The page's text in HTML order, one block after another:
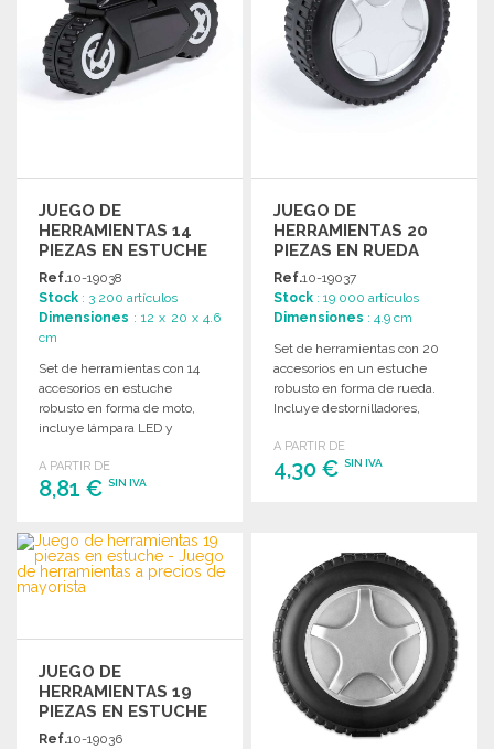
JUEGO DE
HERRAMIENTAS 14
PIEZAS EN ESTUCHE
MOTO
Ref.10-19038
Stock : 3 200 artículos
Dimensiones : 12 x 20 x 4.6
cm
Set de herramientas con 14
accesorios en estuche
robusto en forma de moto,
incluye lámpara LED y
precisión.
A PARTIR DE
8,81 € SIN IVA
PEDIR
Solicitar un presupuesto
JUEGO DE
HERRAMIENTAS 20
PIEZAS EN RUEDA
Ref.10-19037
Stock : 19 000 artículos
Dimensiones : 4.9 cm
Set de herramientas con 20
accesorios en un estuche
robusto en forma de rueda.
Incluye destornilladores,
A PARTIR DE
4,30 €SIN IVA
Solicitar un presupuesto
JUEGO DE
HERRAMIENTAS 19
PIEZAS EN ESTUCHE
Ref.10-19036